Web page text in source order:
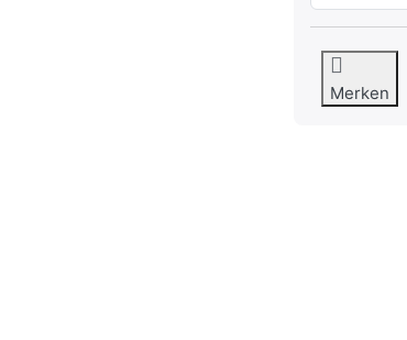
Merken